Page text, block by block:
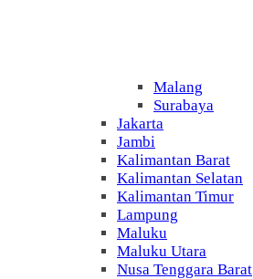
Malang
Surabaya
Jakarta
Jambi
Kalimantan Barat
Kalimantan Selatan
Kalimantan Timur
Lampung
Maluku
Maluku Utara
Nusa Tenggara Barat